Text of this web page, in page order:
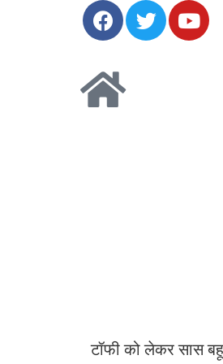
टॉफी को लेकर सास बहू